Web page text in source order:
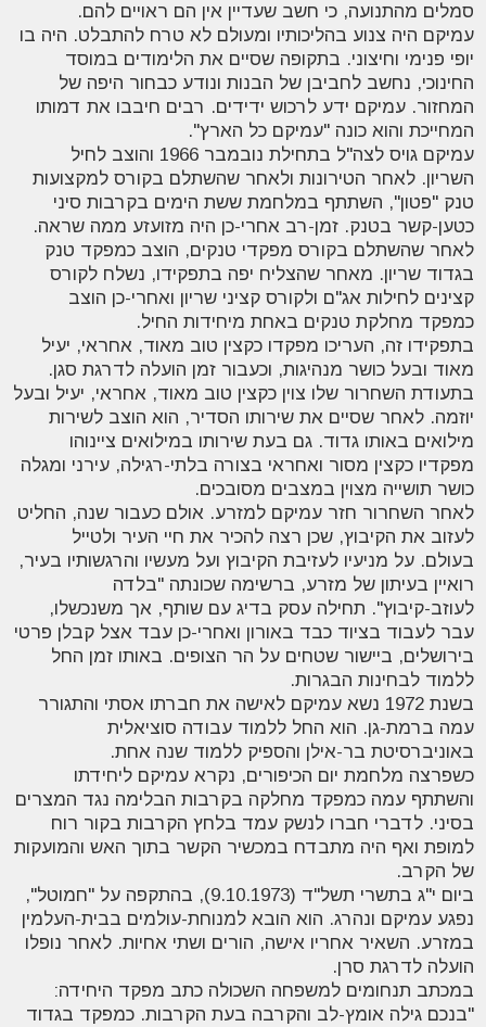
סמלים מהתנועה, כי חשב שעדיין אין הם ראויים להם.
עמיקם היה צנוע בהליכותיו ומעולם לא טרח להתבלט. היה בו
יופי פנימי וחיצוני. בתקופה שסיים את הלימודים במוסד
החינוכי, נחשב לחביבן של הבנות ונודע כבחור היפה של
המחזור. עמיקם ידע לרכוש ידידים. רבים חיבבו את דמותו
המחייכת והוא כונה "עמיקם כל הארץ".
עמיקם גויס לצה"ל בתחילת נובמבר 1966 והוצב לחיל
השריון. לאחר הטירונות ולאחר שהשתלם בקורס למקצועות
טנק "פטון", השתתף במלחמת ששת הימים בקרבות סיני
כטען-קשר בטנק. זמן-רב אחרי-כן היה מזועזע ממה שראה.
לאחר שהשתלם בקורס מפקדי טנקים, הוצב כמפקד טנק
בגדוד שריון. מאחר שהצליח יפה בתפקידו, נשלח לקורס
קצינים לחילות אג"ם ולקורס קציני שריון ואחרי-כן הוצב
כמפקד מחלקת טנקים באחת מיחידות החיל.
בתפקידו זה, העריכו מפקדו כקצין טוב מאוד, אחראי, יעיל
מאוד ובעל כושר מנהיגות, וכעבור זמן הועלה לדרגת סגן.
בתעודת השחרור שלו צוין כקצין טוב מאוד, אחראי, יעיל ובעל
יוזמה. לאחר שסיים את שירותו הסדיר, הוא הוצב לשירות
מילואים באותו גדוד. גם בעת שירותו במילואים ציינוהו
מפקדיו כקצין מסור ואחראי בצורה בלתי-רגילה, עירני ומגלה
כושר תושייה מצוין במצבים מסובכים.
לאחר השחרור חזר עמיקם למזרע. אולם כעבור שנה, החליט
לעזוב את הקיבוץ, שכן רצה להכיר את חיי העיר ולטייל
בעולם. על מניעיו לעזיבת הקיבוץ ועל מעשיו והרגשותיו בעיר,
רואיין בעיתון של מזרע, ברשימה שכונתה "בלדה
לעוזב-קיבוץ". תחילה עסק בדיג עם שותף, אך משנכשלו,
עבר לעבוד בציוד כבד באורון ואחרי-כן עבד אצל קבלן פרטי
בירושלים, ביישור שטחים על הר הצופים. באותו זמן החל
ללמוד לבחינות הבגרות.
בשנת 1972 נשא עמיקם לאישה את חברתו אסתי והתגורר
עמה ברמת-גן. הוא החל ללמוד עבודה סוציאלית
באוניברסיטת בר-אילן והספיק ללמוד שנה אחת.
כשפרצה מלחמת יום הכיפורים, נקרא עמיקם ליחידתו
והשתתף עמה כמפקד מחלקה בקרבות הבלימה נגד המצרים
בסיני. לדברי חברו לנשק עמד בלחץ הקרבות בקור רוח
למופת ואף היה מתבדח במכשיר הקשר בתוך האש והמועקות
של הקרב.
ביום י"ג בתשרי תשל"ד (9.10.1973), בהתקפה על "חמוטל",
נפגע עמיקם ונהרג. הוא הובא למנוחת-עולמים בבית-העלמין
במזרע. השאיר אחריו אישה, הורים ושתי אחיות. לאחר נופלו
הועלה לדרגת סרן.
במכתב תנחומים למשפחה השכולה כתב מפקד היחידה:
"בנכם גילה אומץ-לב והקרבה בעת הקרבות. כמפקד בגדוד